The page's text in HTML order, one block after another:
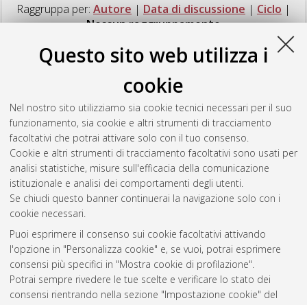
Questo sito web utilizza i
cookie
Nel nostro sito utilizziamo sia cookie tecnici necessari per il suo
funzionamento, sia cookie e altri strumenti di tracciamento
facoltativi che potrai attivare solo con il tuo consenso.
Cookie e altri strumenti di tracciamento facoltativi sono usati per
analisi statistiche, misure sull'efficacia della comunicazione
istituzionale e analisi dei comportamenti degli utenti.
Se chiudi questo banner continuerai la navigazione solo con i
cookie necessari.
Puoi esprimere il consenso sui cookie facoltativi attivando
l'opzione in "Personalizza cookie" e, se vuoi, potrai esprimere
consensi più specifici in "Mostra cookie di profilazione".
Potrai sempre rivedere le tue scelte e verificare lo stato dei
consensi rientrando nella sezione "Impostazione cookie" del
Raggruppa per: Autore | Data di discussione | Ciclo |
Nessun raggruppamento
Numero di documenti:1.
Novel investigation methods in
Computational Social Dynamics and Complex Systems
[Dissertation thesis], Alma Mater Studiorum Università di
Bologna. Dottorato di ricerca inFisica, 26 Ciclo. DOI
10.6092/unibo/amsdottorato/6765.
Questa lista e' stata generata ilFri Aug 7 20:43:24 2026 CEST
Atom
Rss 1.0
Rss 2.0